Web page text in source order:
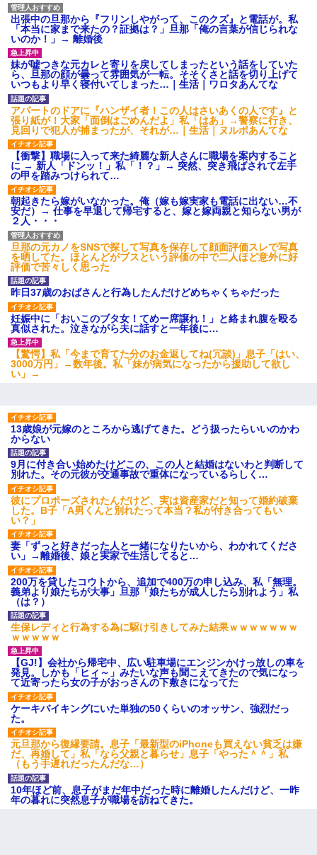
夫に癌の余命宣告。その闘病中に長女から信じられない言葉を受
けた
【悲報】お風呂で父親と姉が完全に行為してるんだが...
近所のお寺に住み込みで手伝いしてる知的障害のオッサンがい
た。ある日、オッサンが火かき棒を持って顔を真っ赤にしながら
走り回っていて…
宅飲みで女友達の乳を見てしまった・・・
夫の友達がBBQを定期的に開催して夫婦で参加してたんだけど、
女性側のリーダーみたいな人に「BBQは友達とやりなよ！」と言
われて…
元夫の連れ子「俺の結婚式の時くらい、母親としての責任を果た
そうとは思わないのか！」→どうも連れ子は…
何年か前に妹は離婚している。当時生まれた姪が義弟の子じゃな
かったため妹有責での離婚になり…
【画像】女の子「お母さん！！私ようやくファッションモデルに
選ばれたの！絶対見に来てね！」→悲しい結果がこれ・・・
さかった。
私が遺産を相続。→それを知った義両親が「旅行代金を出せ！」
「リフォーム費用を負担しろ！」「金の管理は私達がする！」と
浅ましくも集りにきた。
ホテルに泊まったんだけど従業員が最悪だった。折角の旅行で何
故私が怒鳴られなきゃいけなかったのだ
男だけどリベンジポノレノの被害者になって未だに人生が立ち直
せない
【衝撃】婚約者「兄と結婚はするけど嫁入りするわけじゃない。
お互い干渉はしないようにしましょう」→ その後に結納金の話を
したので、母が・・・
出張中の旦那から『フリンしやがって、このクズ』と電話が。私
「本当に家まで来たの？証拠は？」旦那「俺の言葉が信じられな
いのか！」→ 離婚後
妹が嘘つきな元カレと寄りを戻してしまったという話をしていた
ら、旦那の顔が曇って雰囲気が一転。そそくさと話を切り上げて
いつもより早く寝付いてしまった…｜生活｜ワロタあんてな
アパートのドアに『ハンザイ者！この人はさいあくの人です』と
張り紙が！大家「面倒はごめんだよ」私「はあ」→警察に行き、
見回りで犯人が捕まったが、それが…｜生活｜ヌルポあんてな
【衝撃】職場に入って来た綺麗な新人さんに職場を案内すること
に → 新人「ドンッ！」私「！？」→ 突然、突き飛ばされて左手
の甲を踏みつけられて…
朝起きたら嫁がいなかった。俺（嫁も嫁実家も電話に出ない…不
安だ）→ 仕事を早退して帰宅すると、嫁と嫁両親と知らない男が
２人・・・
旦那の元カノをSNSで探して写真を保存して顔面評価スレで写真
を晒してた。ほとんどがブスという評価の中で二人ほど意外に好
評価で苦々しく思った
昨日37歳のおばさんと行為したんだけどめちゃくちゃだった
妊娠中に「おいこのブタ女！てめー席譲れ！」と絡まれ腹を殴る
真似された。泣きながら夫に話すと一年後に…
【驚愕】私「今まで育てた分のお金返してね(冗談)」息子「はい、
3000万円」→数年後。私「妹が病気になったから援助して欲し
い」→
13歳娘が元嫁のところから逃げてきた。どう扱ったらいいのかわ
からない
9月に付き合い始めたけどこの、この人と結婚はないわと判断して
別れた。その元彼が交通事故で重体になっているらしく…
彼にプロポーズされたんだけど、実は資産家だと知って婚約破棄
した。B子「A男くんと別れたって本当？私が付き合ってもい
い？」
妻「ずっと好きだった人と一緒になりたいから、わかれてくださ
い」→離婚後、娘と実家で生活してると…
200万を貸したコウトから、追加で400万の申し込み、私「無理。
義弟より娘たちが大事」旦那「娘たちが成人したら別れよう」私
（は？）
生保レディと行為する為に駆け引きしてみた結果ｗｗｗｗｗｗｗ
ｗｗｗｗｗ
【GJ!】会社から帰宅中、広い駐車場にエンジンかけっ放しの車を
発見。しかも「ヒィ～」みたいな声も聞こえてきたので気になっ
て近寄ったら女の子がおっさんの下敷きになってた
ケーキバイキングにいた単独の50くらいのオッサン、強烈だっ
た。
元旦那から復縁要請。息子「最新型のiPhoneも買えない貧乏は嫌
だ、再婚して」私「なら父親と暮らせ」息子「やった＾＾」私
（もう手遅れだったんだな…）
10年ほど前、息子がまだ年中だった時に離婚したんだけど、一昨
年の暮れに突然息子が職場を訪ねてきた。